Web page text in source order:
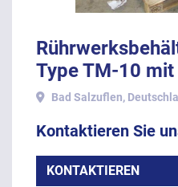
Type TM-10
Nutzvolumen.
Bad Salzuflen,
Kontaktieren Sie
KONTAKTIEREN